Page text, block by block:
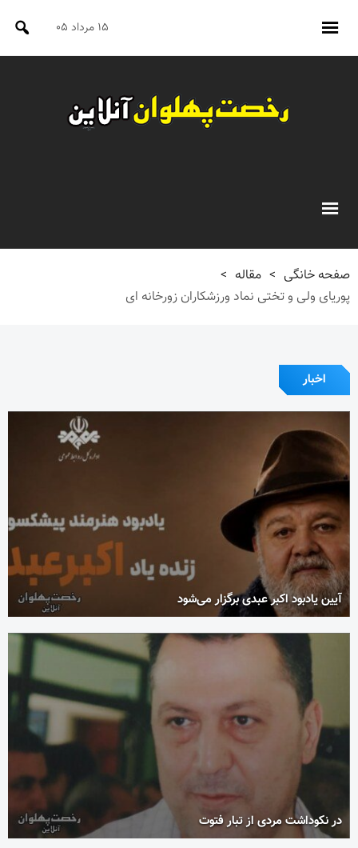
۱۵ مرداد ۰۵
صفحه خانگی > مقاله >
پوریای ولی و تختی نماد ورزشکاران زورخانه ای
اخبار
آیین یادبود اکبر عبدی برگزار می‌شود
در نکوداشت مردی از تبار فتوت